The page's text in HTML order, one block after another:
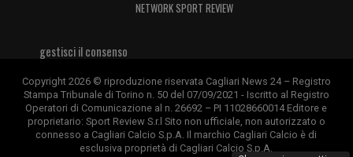
NETWORK SPORT REVIEW
gestisci il consenso
Copyright 2026 © riproduzione riservata Cagliari News 24 – Registro
Stampa Tribunale di Torino n. 50 del 07/09/2021 - Iscritto al Registro
Operatori di Comunicazione al n. 26692 – PI 11028660014 Editore e
proprietario: Sport Review S.r.l Sito non ufficiale, non autorizzato o
connesso a Cagliari Calcio S.p.A. Il marchio Cagliari Calcio è di
esclusiva proprietà di Cagliari Calcio S.p.A.